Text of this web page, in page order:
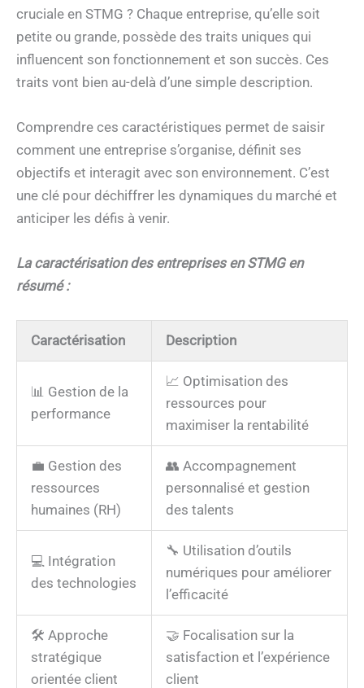
cruciale en STMG ? Chaque entreprise, qu’elle soit
petite ou grande, possède des traits uniques qui
influencent son fonctionnement et son succès. Ces
traits vont bien au-delà d’une simple description.
Comprendre ces caractéristiques permet de saisir
comment une entreprise s’organise, définit ses
objectifs et interagit avec son environnement. C’est
une clé pour déchiffrer les dynamiques du marché et
anticiper les défis à venir.
La caractérisationdes entreprises en STMG en
résumé :
Caractérisation Description
📊 Gestion de la
performance
📈 Optimisation des
ressources pour
maximiser la rentabilité
💼 Gestion des
ressources
humaines (RH)
👥 Accompagnement
personnalisé et gestion
des talents
💻 Intégration
des technologies
🔧 Utilisation d’outils
numériques pour améliorer
l’efficacité
🛠️ Approche
stratégique
orientée client
🤝 Focalisation sur la
satisfaction et l’expérience
client